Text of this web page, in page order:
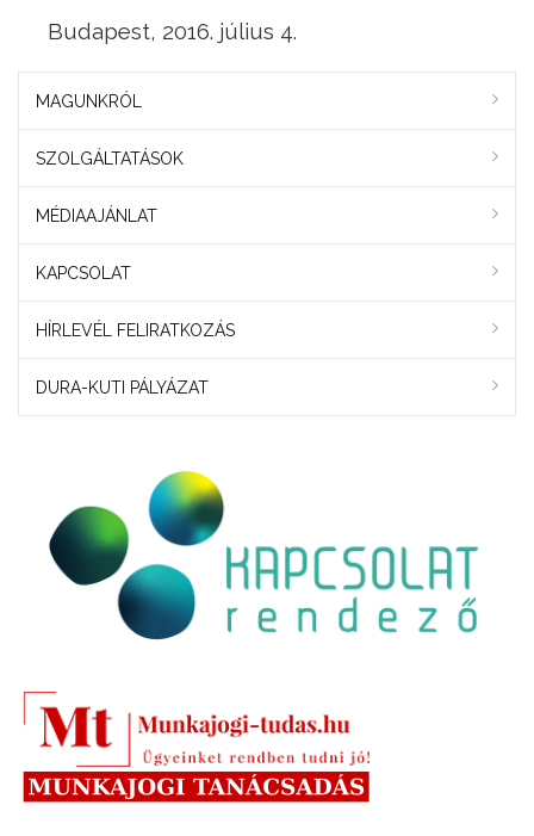
Budapest, 2016. július 4.
MAGUNKRÓL
SZOLGÁLTATÁSOK
MÉDIAAJÁNLAT
KAPCSOLAT
HÍRLEVÉL FELIRATKOZÁS
DURA-KUTI PÁLYÁZAT